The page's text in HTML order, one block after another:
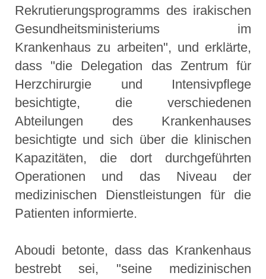
Rekrutierungsprogramms des irakischen
Gesundheitsministeriums im
Krankenhaus zu arbeiten", und erklärte,
dass "die Delegation das Zentrum für
Herzchirurgie und Intensivpflege
besichtigte, die verschiedenen
Abteilungen des Krankenhauses
besichtigte und sich über die klinischen
Kapazitäten, die dort durchgeführten
Operationen und das Niveau der
medizinischen Dienstleistungen für die
Patienten informierte.
Aboudi betonte, dass das Krankenhaus
bestrebt sei, "seine medizinischen